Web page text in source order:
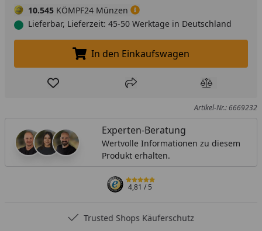
10.545 KÖMPF24 Münzen
Lieferbar, Lieferzeit: 45-50 Werktage in Deutschland
In den Einkaufswagen legen
In den Einkaufswagen
Produkt zur Wunschliste hinzufügen
Teilen Produkt
Artikel-Nr.: 6669232
Experten-Beratung
Wertvolle Informationen zu diesem
Produkt erhalten.
4,81/ 5
Trusted Shops Käuferschutz